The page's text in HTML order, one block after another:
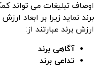
اوصاف تبلیغات می تواند
ارزش برند عبارتند از:
آگاهی برند
تداعی برند